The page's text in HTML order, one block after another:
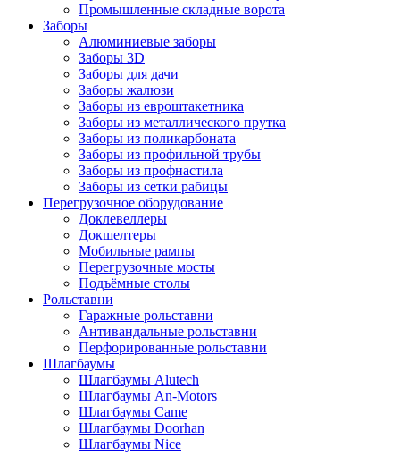
Промышленные складные ворота
Заборы
Алюминиевые заборы
Заборы 3D
Заборы для дачи
Заборы жалюзи
Заборы из евроштакетника
Заборы из металлического прутка
Заборы из поликарбоната
Заборы из профильной трубы
Заборы из профнастила
Заборы из сетки рабицы
Перегрузочное оборудование
Доклевеллеры
Докшелтеры
Мобильные рампы
Перегрузочные мосты
Подъёмные столы
Рольставни
Гаражные рольставни
Антивандальные рольставни
Перфорированные рольставни
Шлагбаумы
Шлагбаумы Alutech
Шлагбаумы An-Motors
Шлагбаумы Came
Шлагбаумы Doorhan
Шлагбаумы Nice